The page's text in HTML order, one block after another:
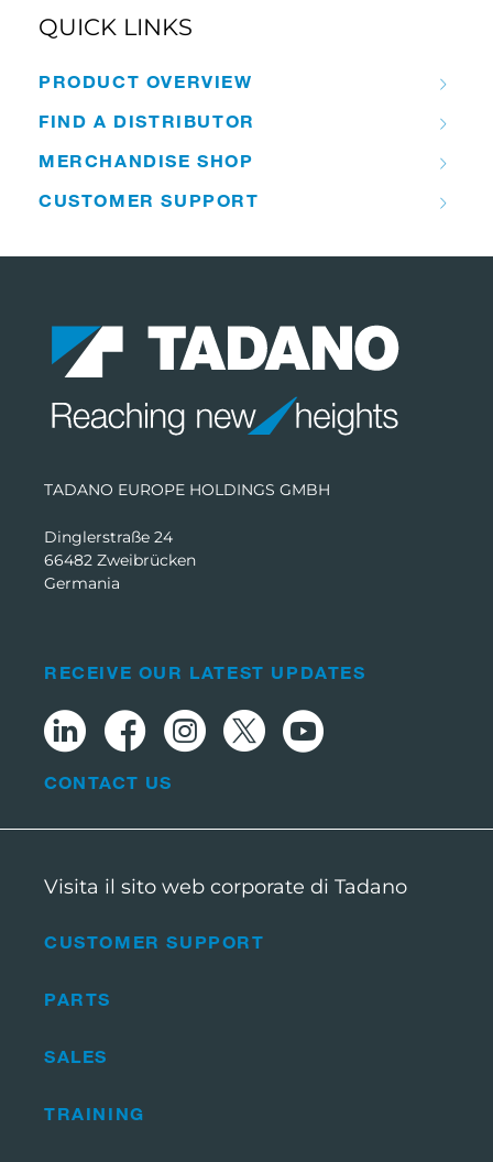
QUICK LINKS
PRODUCT OVERVIEW
FIND A DISTRIBUTOR
MERCHANDISE SHOP
CUSTOMER SUPPORT
TADANO EUROPE HOLDINGS GMBH
Dinglerstraße 24
66482 Zweibrücken
Germania
CUSTOMER SUPPORT
PARTS
SALES
TRAINING
RECEIVE OUR LATEST UPDATES
CONTACT US
Visita il sito web corporate di Tadano